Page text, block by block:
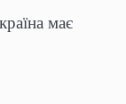
має